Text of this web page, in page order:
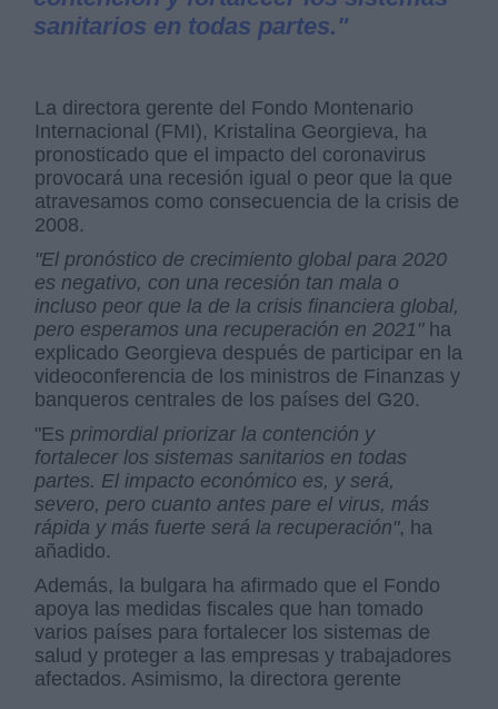
sanitarios en todas partes."
La directora gerente del Fondo Montenario
Internacional (FMI), Kristalina Georgieva, ha
pronosticado que el impacto del coronavirus
provocará una recesión igual o peor que la que
atravesamos como consecuencia de la crisis de
2008.
"El pronóstico de crecimiento global para 2020
es negativo, con una recesión tan mala o
incluso peor que la de la crisis financiera global,
pero esperamos una recuperación en 2021" ha
explicado Georgieva después de participar en la
videoconferencia de los ministros de Finanzas y
banqueros centrales de los países del G20.
"Es primordial priorizar la contención y
fortalecer los sistemas sanitarios en todas
partes. El impacto económico es, y será,
severo, pero cuanto antes pare el virus, más
rápida y más fuerte será la recuperación", ha
añadido.
Además, la bulgara ha afirmado que el Fondo
apoya las medidas fiscales que han tomado
varios países para fortalecer los sistemas de
salud y proteger a las empresas y trabajadores
afectados. Asimismo, la directora gerente